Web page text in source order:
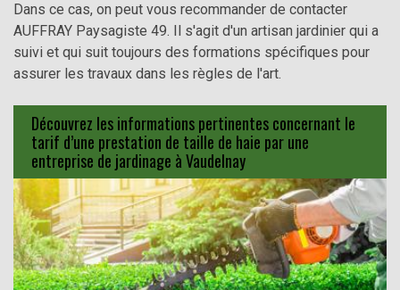
Dans ce cas, on peut vous recommander de contacter
AUFFRAY Paysagiste 49. Il s'agit d'un artisan jardinier qui a
suivi et qui suit toujours des formations spécifiques pour
assurer les travaux dans les règles de l'art.
Découvrez les informations pertinentes concernant le
tarif d’une prestation de taille de haie par une
entreprise de jardinage à Vaudelnay